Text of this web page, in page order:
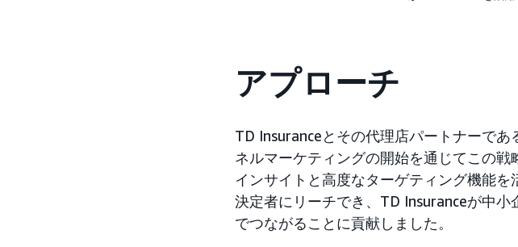
アプローチ
TD Insuranceとその代理店パートナーで
ネルマーケティングの開始を通じてこの
インサイトと高度なターゲティング機能
決定者にリーチでき、TD Insuranceが中
でつながることに貢献しました。